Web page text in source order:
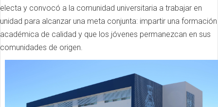
electa y convocó a la comunidad universitaria a trabajar en
unidad para alcanzar una meta conjunta: impartir una formación
académica de calidad y que los jóvenes permanezcan en sus
comunidades de origen.